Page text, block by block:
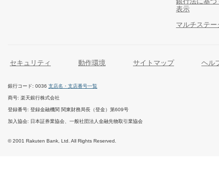
表示
マルチステ
セキュリティ 動作環境 サイトマップ ヘル
銀行コード 0036 支店名・支店番号一覧
商号 楽天銀行株式会社
登録番号 登録金融機関 関東財務局長（登金）第609号
加入協会 日本証券業協会、一般社団法人金融先物取引業協会
© 2001 Rakuten Bank, Ltd. All Rights Reserved.